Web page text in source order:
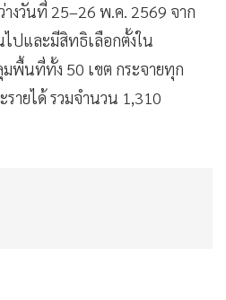
างวันที่ 25–26 พ.ค. 2569 จาก
ปและมีสิทธิเลือกตั้งใน
พื้นที่ทั้ง 50 เขต กระจายทุก
ายได้ รวมจำนวน 1,310